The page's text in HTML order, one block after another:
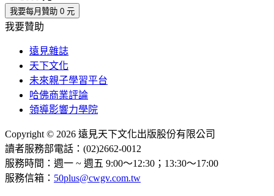
我要每月贊助 0 元
我要贊助
遠見雜誌
天下文化
未來親子學習平台
哈佛商業評論
領導影響力學院
Copyright © 2026 遠見天下文化出版股份有限公司
讀者服務部電話：(02)2662-0012
服務時間：週一 ~ 週五 9:00～12:30；13:30～17:00
服務信箱： 50plus@cwgv.com.tw